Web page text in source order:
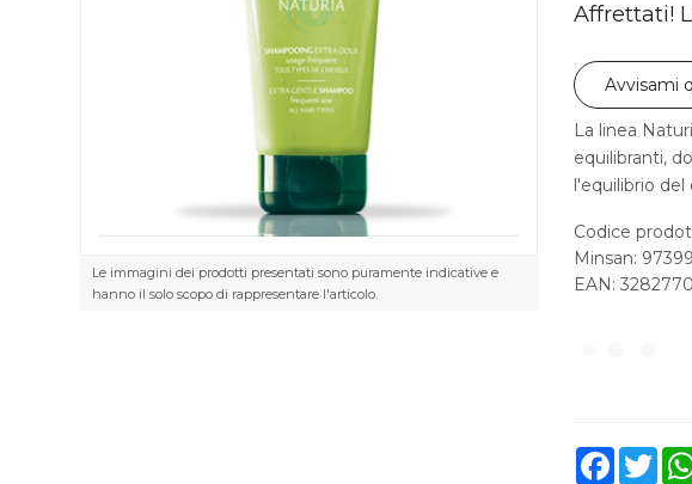
Le immagini dei prodotti presentati sono puramente indicative e
hanno il solo scopo di rappresentare l'articolo.
Affrettati!
Avvisami
La linea
equilibranti,
l'equilibrio
Codice
Minsan:
EAN:
Facebook